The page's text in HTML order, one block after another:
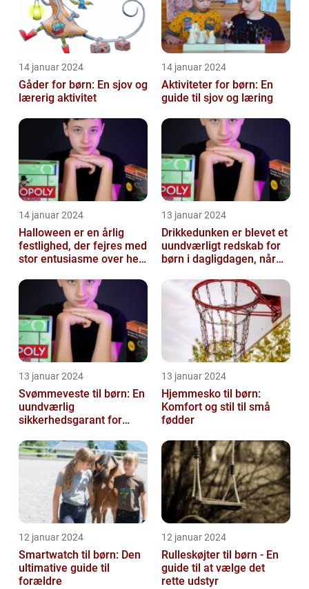
14 januar 2024
Gåder for børn: En sjov og
lærerig aktivitet
14 januar 2024
Aktiviteter for børn: En
guide til sjov og læring
14 januar 2024
Halloween er en årlig
festlighed, der fejres med
stor entusiasme over hele
13 januar 2024
Drikkedunken er blevet et
uundværligt redskab for
børn i dagligdagen, når
drik...
13 januar 2024
Svømmeveste til børn: En
uundværlig
sikkerhedsgarant for
13 januar 2024
Hjemmesko til børn:
Komfort og stil til små
fødder
12 januar 2024
Smartwatch til børn: Den
ultimative guide til
forældre
12 januar 2024
Rulleskøjter til børn - En
guide til at vælge det
rette udstyr